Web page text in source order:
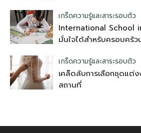
เกร็ดความรู้และสาระรอบตัว
International School
มั่นใจได้สำหรับครอบครัว
เกร็ดความรู้และสาระรอบตัว
เคล็ดลับการเลือกชุดแต่ง
สถานที่